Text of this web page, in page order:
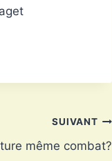
SUIVANT
même combat?